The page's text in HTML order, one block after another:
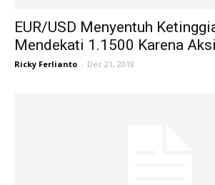
EUR/USD Menyentuh
Mendekati 1.1500 Karena
Ricky Ferlianto - Dec 21, 2018